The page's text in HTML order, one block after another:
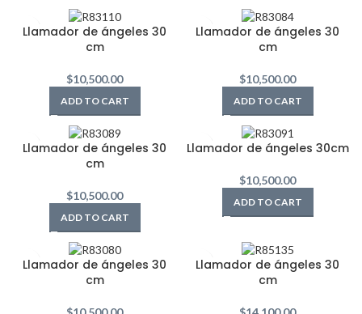
Llamador de ángeles 30
cm
$10,500.00
ADD TO CART
Llamador de ángeles 30
cm
$10,500.00
ADD TO CART
Llamador de ángeles 30
cm
$10,500.00
ADD TO CART
Llamador de ángeles 30cm
$10,500.00
ADD TO CART
Llamador de ángeles 30
cm
Llamador de ángeles 30
cm